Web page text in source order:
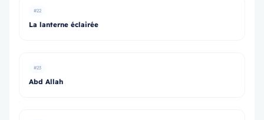
#22
La lanterne éclairée
#23
Abd Allah